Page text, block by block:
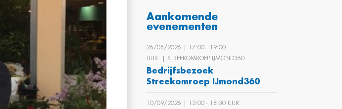
Aankomende
evenementen
26/08/2026 | 17:00 ‐ 19:00
UUR. | STREEKOMROEP IJMOND360
Bedrijfsbezoek
Streekomroep IJmond360
10/09/2026 | 12:00 ‐ 18:30 UUR.